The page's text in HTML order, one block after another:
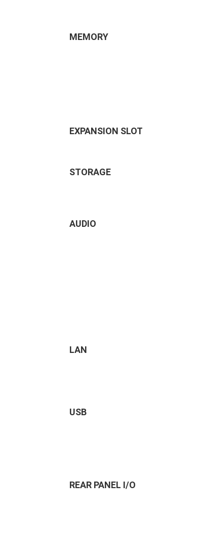
MEMORY
EXPANSION SLOT
STORAGE
AUDIO
LAN
USB
REAR PANEL I/O